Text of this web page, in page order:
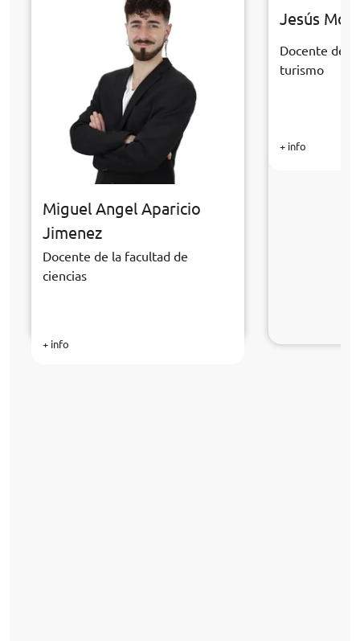
Miguel Angel Aparicio
Jimenez
Docente de la facultad de
ciencias
+ info
Jesús
Docente de
turismo
+ info